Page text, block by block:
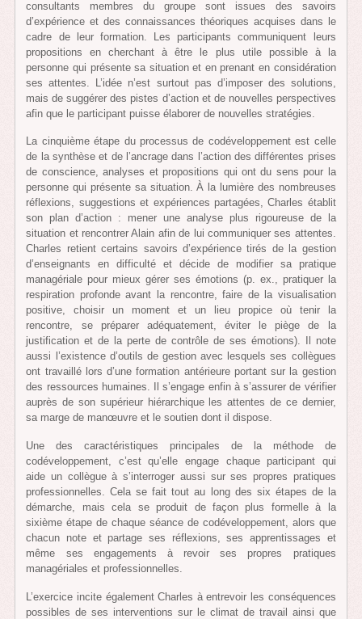
consultants membres du groupe sont issues des savoirs
d’expérience et des connaissances théoriques acquises dans le
cadre de leur formation. Les participants communiquent leurs
propositions en cherchant à être le plus utile possible à la
personne qui présente sa situation et en prenant en considération
ses attentes. L’idée n’est surtout pas d’imposer des solutions,
mais de suggérer des pistes d’action et de nouvelles perspectives
afin que le participant puisse élaborer de nouvelles stratégies.
La cinquième étape du processus de codéveloppement est celle
de la synthèse et de l’ancrage dans l’action des différentes prises
de conscience, analyses et propositions qui ont du sens pour la
personne qui présente sa situation. À la lumière des nombreuses
réflexions, suggestions et expériences partagées, Charles établit
son plan d’action : mener une analyse plus rigoureuse de la
situation et rencontrer Alain afin de lui communiquer ses attentes.
Charles retient certains savoirs d’expérience tirés de la gestion
d’enseignants en difficulté et décide de modifier sa pratique
managériale pour mieux gérer ses émotions (p. ex., pratiquer la
respiration profonde avant la rencontre, faire de la visualisation
positive, choisir un moment et un lieu propice où tenir la
rencontre, se préparer adéquatement, éviter le piège de la
justification et de la perte de contrôle de ses émotions). Il note
aussi l’existence d’outils de gestion avec lesquels ses collègues
ont travaillé lors d’une formation antérieure portant sur la gestion
des ressources humaines. Il s’engage enfin à s’assurer de vérifier
auprès de son supérieur hiérarchique les attentes de ce dernier,
sa marge de manœuvre et le soutien dont il dispose.
Une des caractéristiques principales de la méthode de
codéveloppement, c’est qu’elle engage chaque participant qui
aide un collègue à s’interroger aussi sur ses propres pratiques
professionnelles. Cela se fait tout au long des six étapes de la
démarche, mais cela se produit de façon plus formelle à la
sixième étape de chaque séance de codéveloppement, alors que
chacun note et partage ses réflexions, ses apprentissages et
même ses engagements à revoir ses propres pratiques
managériales et professionnelles.
L’exercice incite également Charles à entrevoir les conséquences
possibles de ses interventions sur le climat de travail ainsi que